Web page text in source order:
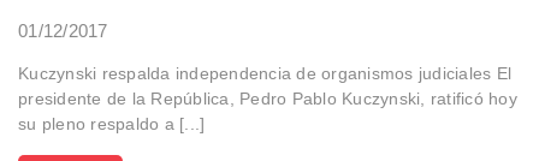
01/12/2017
Kuczynski respalda independencia de organismos judiciales El
presidente de la República, Pedro Pablo Kuczynski, ratificó hoy
su pleno respaldo a [...]